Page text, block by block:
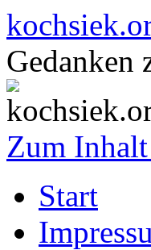
Gedanken
Zum
Start